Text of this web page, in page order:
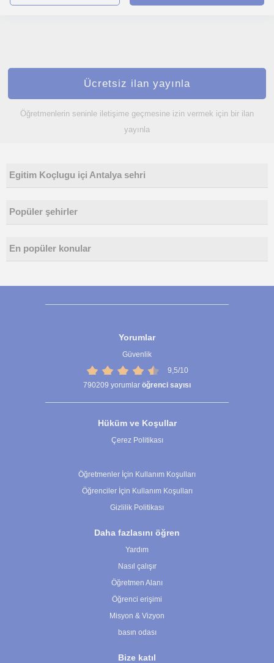
Ücretsiz ilan yayınla
Öğretmenlerin seninle iletişime geçmesine izin vermek için bir ilan
yayınla
Egitim Koçlugu içi Antalya sehri
Popüler şehirler
En popüler konular
Yorumlar
Güvenlik
9,5/10
790209 yorumlar öğrenci sayısı
Hüküm ve Koşullar
Çerez Politikası
Öğretmenler İçin Kullanım Koşulları
Öğrenciler İçin Kullanım Koşulları
Gizlilik Politikası
Daha fazlasını öğren
Yardım
Nasıl çalışır
Öğretmen Alanı
Öğrenci erişimi
Misyon & Vizyon
basın odası
Bize katıl